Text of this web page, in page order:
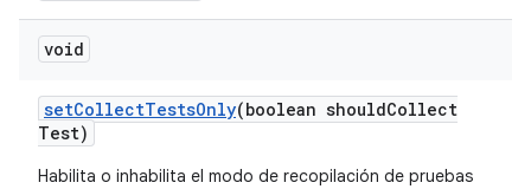
void
setCollectTestsOnly(boolean shouldCollect
Test)
Habilita o inhabilita el modo de recopilación de pruebas